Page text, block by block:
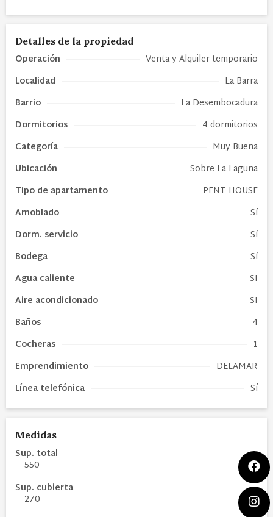
Detalles de la propiedad
Operación
Venta y Alquiler temporario
Localidad
La Barra
Barrio
La Desembocadura
Dormitorios
4 dormitorios
Categoría
Muy Buena
Ubicación
Sobre La Laguna
Tipo de apartamento
PENT HOUSE
Amoblado
Sí
Dorm. servicio
Sí
Bodega
Sí
Agua caliente
SI
Aire acondicionado
SI
Baños
4
Cocheras
1
Emprendimiento
DELAMAR
Línea telefónica
Sí
Medidas
Sup. total
550
Sup. cubierta
270